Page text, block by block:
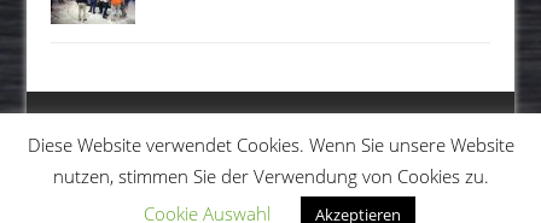
MENU
Diese Website verwendet Cookies. Wenn Sie unsere Website
nutzen, stimmen Sie der Verwendung von Cookies zu.
Cookie Auswahl
Akzeptieren